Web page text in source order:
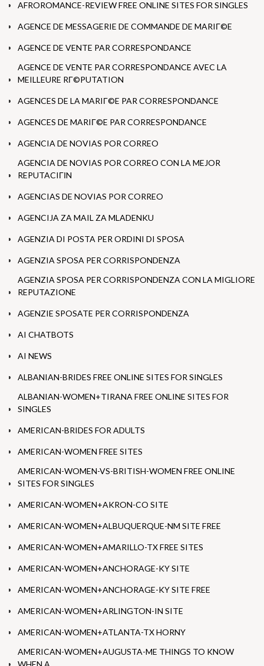
AFROROMANCE-REVIEW FREE ONLINE SITES FOR SINGLES
AGENCE DE MESSAGERIE DE COMMANDE DE MARIГ©E
AGENCE DE VENTE PAR CORRESPONDANCE
AGENCE DE VENTE PAR CORRESPONDANCE AVEC LA
MEILLEURE RГ©PUTATION
AGENCES DE LA MARIГ©E PAR CORRESPONDANCE
AGENCES DE MARIГ©E PAR CORRESPONDANCE
AGENCIA DE NOVIAS POR CORREO
AGENCIA DE NOVIAS POR CORREO CON LA MEJOR
REPUTACIГІN
AGENCIAS DE NOVIAS POR CORREO
AGENCIJA ZA MAIL ZA MLADENKU
AGENZIA DI POSTA PER ORDINI DI SPOSA
AGENZIA SPOSA PER CORRISPONDENZA
AGENZIA SPOSA PER CORRISPONDENZA CON LA MIGLIORE
REPUTAZIONE
AGENZIE SPOSATE PER CORRISPONDENZA
AI CHATBOTS
AI NEWS
ALBANIAN-BRIDES FREE ONLINE SITES FOR SINGLES
ALBANIAN-WOMEN+TIRANA FREE ONLINE SITES FOR
SINGLES
AMERICAN-BRIDES FOR ADULTS
AMERICAN-WOMEN FREE SITES
AMERICAN-WOMEN-VS-BRITISH-WOMEN FREE ONLINE
SITES FOR SINGLES
AMERICAN-WOMEN+AKRON-CO SITE
AMERICAN-WOMEN+ALBUQUERQUE-NM SITE FREE
AMERICAN-WOMEN+AMARILLO-TX FREE SITES
AMERICAN-WOMEN+ANCHORAGE-KY SITE
AMERICAN-WOMEN+ANCHORAGE-KY SITE FREE
AMERICAN-WOMEN+ARLINGTON-IN SITE
AMERICAN-WOMEN+ATLANTA-TX HORNY
AMERICAN-WOMEN+AUGUSTA-ME THINGS TO KNOW
WHEN A